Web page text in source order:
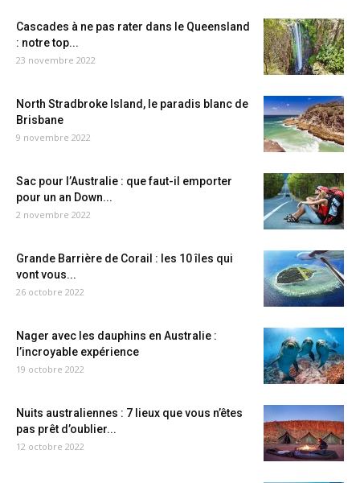
Cascades à ne pas rater dans le Queensland
: notre top...
23 novembre 2022
North Stradbroke Island, le paradis blanc de
Brisbane
9 novembre 2022
Sac pour l’Australie : que faut-il emporter
pour un an Down...
2 novembre 2022
Grande Barrière de Corail : les 10 îles qui
vont vous...
26 octobre 2022
Nager avec les dauphins en Australie :
l’incroyable expérience
19 octobre 2022
Nuits australiennes : 7 lieux que vous n’êtes
pas prêt d’oublier...
12 octobre 2022